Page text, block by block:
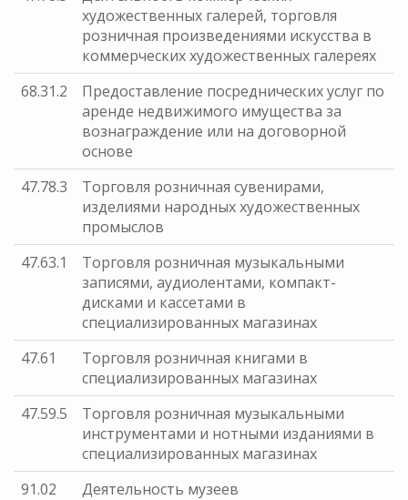
художественных галерей, торговля
розничная произведениями искусства в
коммерческих художественных галереях
68.31.2
Предоставление посреднических услуг по
аренде недвижимого имущества за
вознаграждение или на договорной
основе
47.78.3
Торговля розничная сувенирами,
изделиями народных художественных
промыслов
47.63.1
Торговля розничная музыкальными
записями, аудиолентами, компакт-
дисками и кассетами в
специализированных магазинах
47.61
Торговля розничная книгами в
специализированных магазинах
47.59.5
Торговля розничная музыкальными
инструментами и нотными изданиями в
специализированных магазинах
91.02
Деятельность музеев